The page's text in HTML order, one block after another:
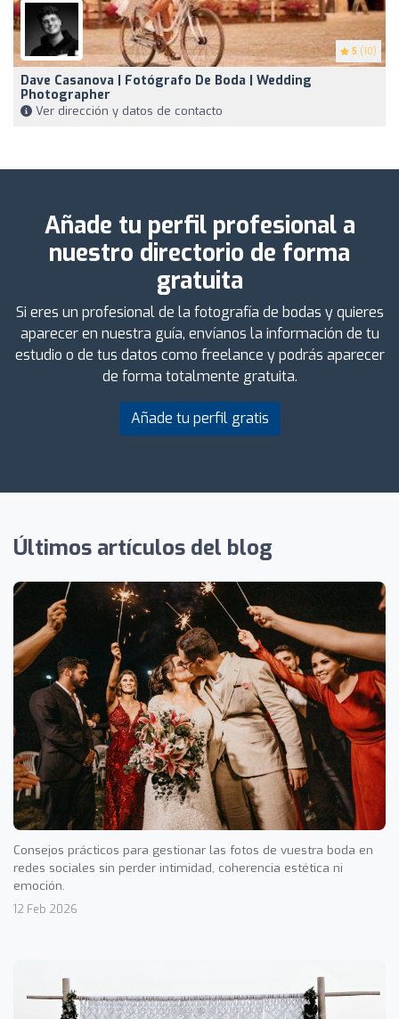
5 (10)
Dave Casanova | Fotógrafo De Boda | Wedding
Photographer
Ver dirección y datos de contacto
Añade tu perfil profesional a
nuestro directorio de forma
gratuita
Si eres un profesional de la fotografía de bodas y quieres
aparecer en nuestra guía, envíanos la información de tu
estudio o de tus datos como freelance y podrás aparecer
de forma totalmente gratuita.
Añade tu perfil gratis
Últimos artículos del blog
Consejos prácticos para gestionar las fotos de vuestra boda en
redes sociales sin perder intimidad, coherencia estética ni
emoción.
12 Feb 2026